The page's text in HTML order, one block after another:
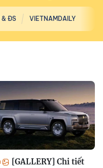
& ĐS VIETNAMDAILY
[GALLERY] Chi tiết